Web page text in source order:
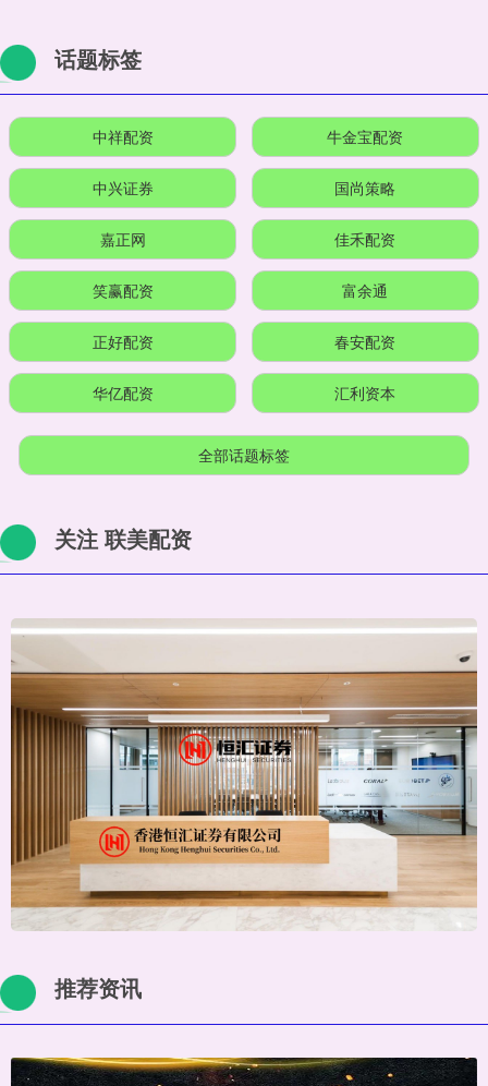
话题标签
中祥配资 牛金宝配资
中兴证券 国尚策略
嘉正网 佳禾配资
笑赢配资 富余通
正好配资 春安配资
华亿配资 汇利资本
全部话题标签
关注 联美配资
推荐资讯